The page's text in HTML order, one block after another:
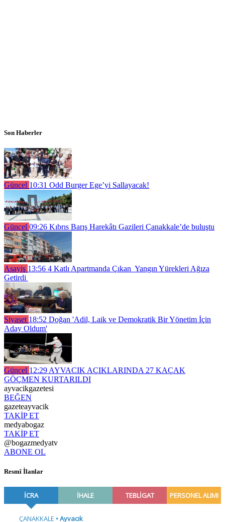
Son Haberler
Güncel 10:31 Odd Burger Ege’yi Sallayacak!
Güncel 09:26 Kıbrıs Barış Harekâtı Gazileri Çanakkale’de buluştu
Asayiş 13:56 4 Katlı Apartmanda Çıkan Yangın Yürekleri Ağıza
Getirdi
Siyaset 18:52 Doğan 'Adil, Laik ve Demokratik Bir Yönetim İçin
Aday Oldum'
Güncel 12:29 AYVACIK AÇIKLARINDA 27 KAÇAK
GÖÇMEN KURTARILDI
ayvacikgazetesi
BEĞEN
gazeteayvacik
TAKİP ET
medyabogaz
TAKİP ET
@bogazmedyatv
ABONE OL
Resmî İlanlar